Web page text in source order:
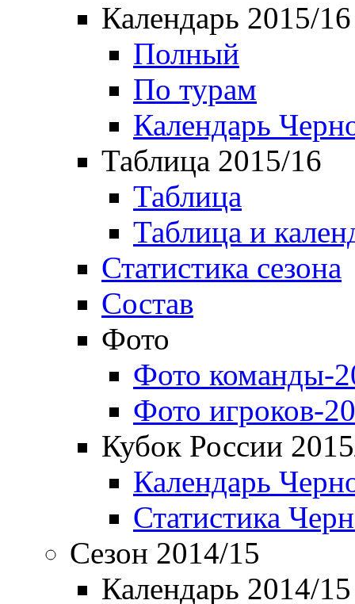
Календарь 2015/16
Полный
По турам
Календарь
Таблица 2015/16
Таблица
Таблица и
Статистика сезона
Состав
Фото
Фото команды-
Фото игроков-
Кубок России
Календарь
Статистика
Сезон 2014/15
Календарь 2014/15